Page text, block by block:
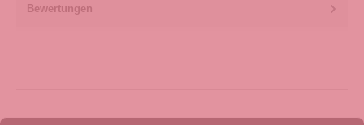
Bewertungen